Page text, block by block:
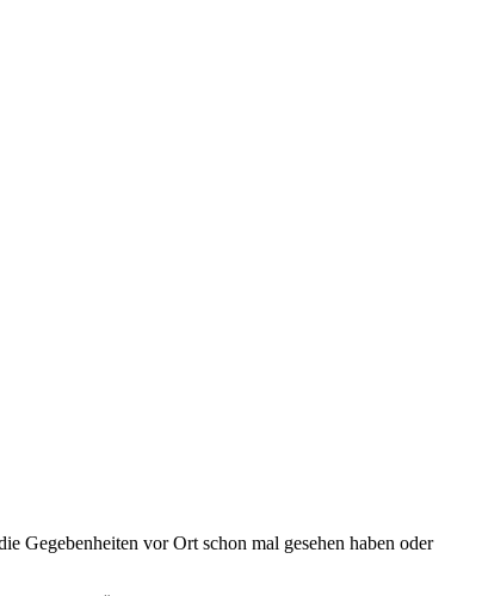
Gegebenheiten vor Ort schon mal gesehen haben oder